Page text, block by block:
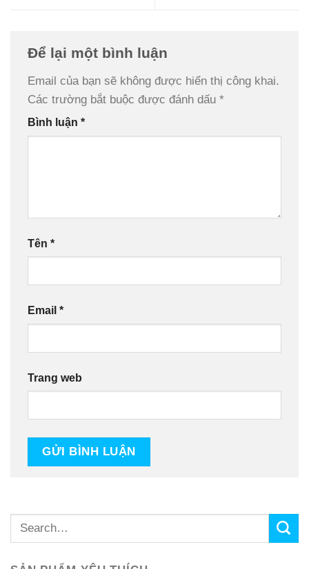
Để lại một bình luận
Email của bạn sẽ không được hiển thị công khai.
Các trường bắt buộc được đánh dấu *
Bình luận *
Tên *
Email *
Trang web